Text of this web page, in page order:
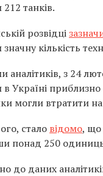
танків.
розвідці
кількість
аналітиків, з 24
в Україні
могли втратити
стало відомо, що
понад 250
до даних